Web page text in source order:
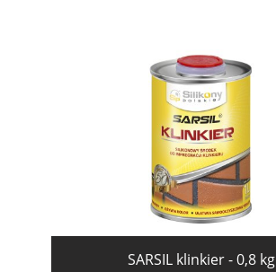
SARSIL klinkier - 0,8 kg